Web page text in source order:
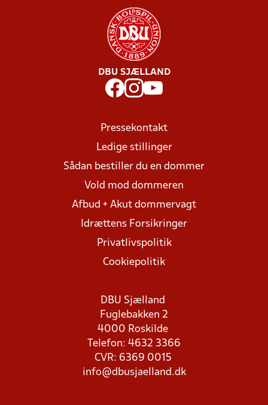
DBU SJÆLLAND
Pressekontakt
Ledige stillinger
Sådan bestiller du en dommer
Vold mod dommeren
Afbud + Akut dommervagt
Idrættens Forsikringer
Privatlivspolitik
Cookiepolitik
DBU Sjælland
Fuglebakken 2
4000 Roskilde
Telefon: 4632 3366
CVR: 6369 0015
info@dbusjaelland.dk